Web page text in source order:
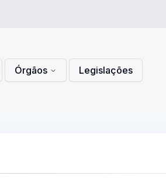
Órgãos Legislações